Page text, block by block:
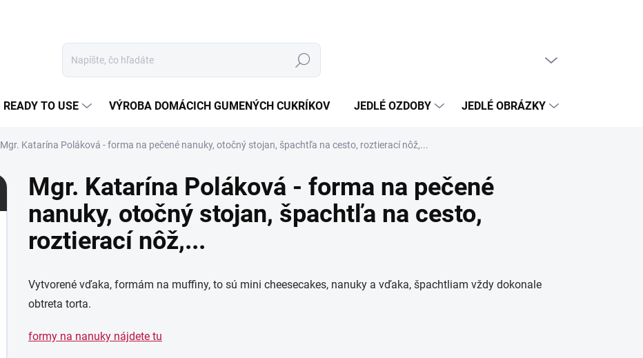
Hľadať
READY TO USE VÝROBA DOMÁCICH GUMENÝCH CUKRÍKOV JEDLÉ OZDOBY JEDLÉ OBRÁZKY
Mgr. Katarína Poláková - forma na pečené nanuky, otočný stojan, špachtľa na cesto, roztierací nôž,...
Mgr. Katarína Poláková - forma na pečené
nanuky, otočný stojan, špachtľa na cesto,
roztierací nôž,...
Vytvorené vďaka, formám na muffiny, to sú mini cheesecakes, nanuky a vďaka, špachtliam vždy dokonale
obtreta torta.
formy na nanuky nájdete tu